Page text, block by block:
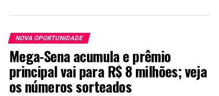
NOVA OPORTUNIDADE
Mega-Sena acumula e prêmio
principal vai para R$ 8 milhões; veja
os números sorteados